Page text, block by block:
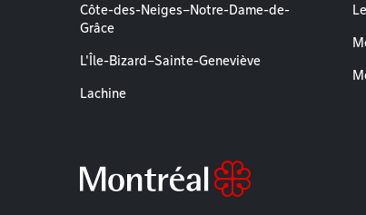
Côte-des-Neiges–Notre-Dame-de-
Grâce
L'Île-Bizard–Sainte-Geneviève
Lachine